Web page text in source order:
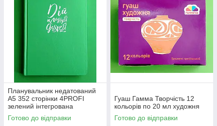
Планувальник недатований
A5 352 сторінки 4PROFI
зелений інтегрована
обкладинка тиснення
срібною фольгою ляссе 70 г
Готово до відправки
Гуаш Гамма Творчість 12
кольорів по 20 мл художня
Готово до відправки